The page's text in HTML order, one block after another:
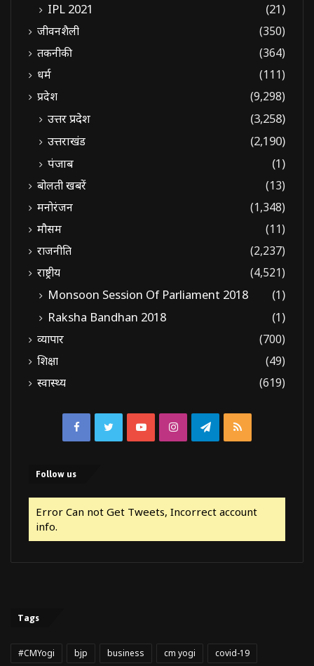
IPL 2021 (21)
जीवनशैली
(350)
तकनीकी
(364)
धर्म
(111)
प्रदेश
(9,298)
उत्तर प्रदेश
(3,258)
उत्तराखंड
(2,190)
पंजाब
(1)
बोलती खबरें
(13)
मनोरंजन
(1,348)
मौसम
(11)
राजनीति
(2,237)
राष्ट्रीय
(4,521)
Monsoon Session Of Parliament 2018
(1)
Raksha Bandhan 2018
(1)
व्यापार
(700)
शिक्षा
(49)
स्वास्थ्य
(619)
FacebookTwitterYouTubeInstagramTelegram
RSS
Follow us
Error Can not Get Tweets, Incorrect account
info.
Tags
#CMYogi bjp business cm yogi covid-19